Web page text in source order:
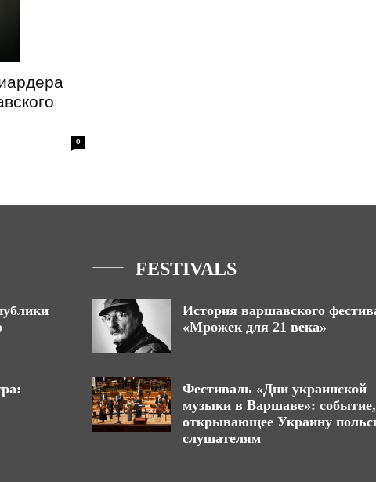
0
FESTIVALS
История варшавского
«Мрожек для 21 века»
Фестиваль «Дни украинской
музыки в Варшаве»: событие,
открывающее Украину
слушателям